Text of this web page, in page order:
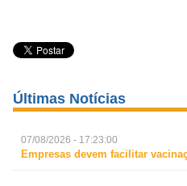
Últimas Notícias
07/08/2026 - 17:23:00
Empresas devem facilitar